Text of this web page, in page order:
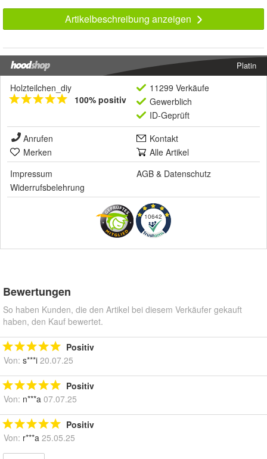
Artikelbeschreibung anzeigen
Platin
Holzteilchen_diy
100% positiv
11299 Verkäufe
Gewerblich
ID-Geprüft
Anrufen
Kontakt
Merken
Alle Artikel
Impressum
AGB & Datenschutz
Widerrufsbelehrung
10642
Bewertungen
So haben Kunden, die den Artikel bei diesem Verkäufer gekauft
haben, den Kauf bewertet.
Positiv
Von: s***i 20.07.25
Positiv
Von: n***a 07.07.25
Positiv
Von: r***a 25.05.25